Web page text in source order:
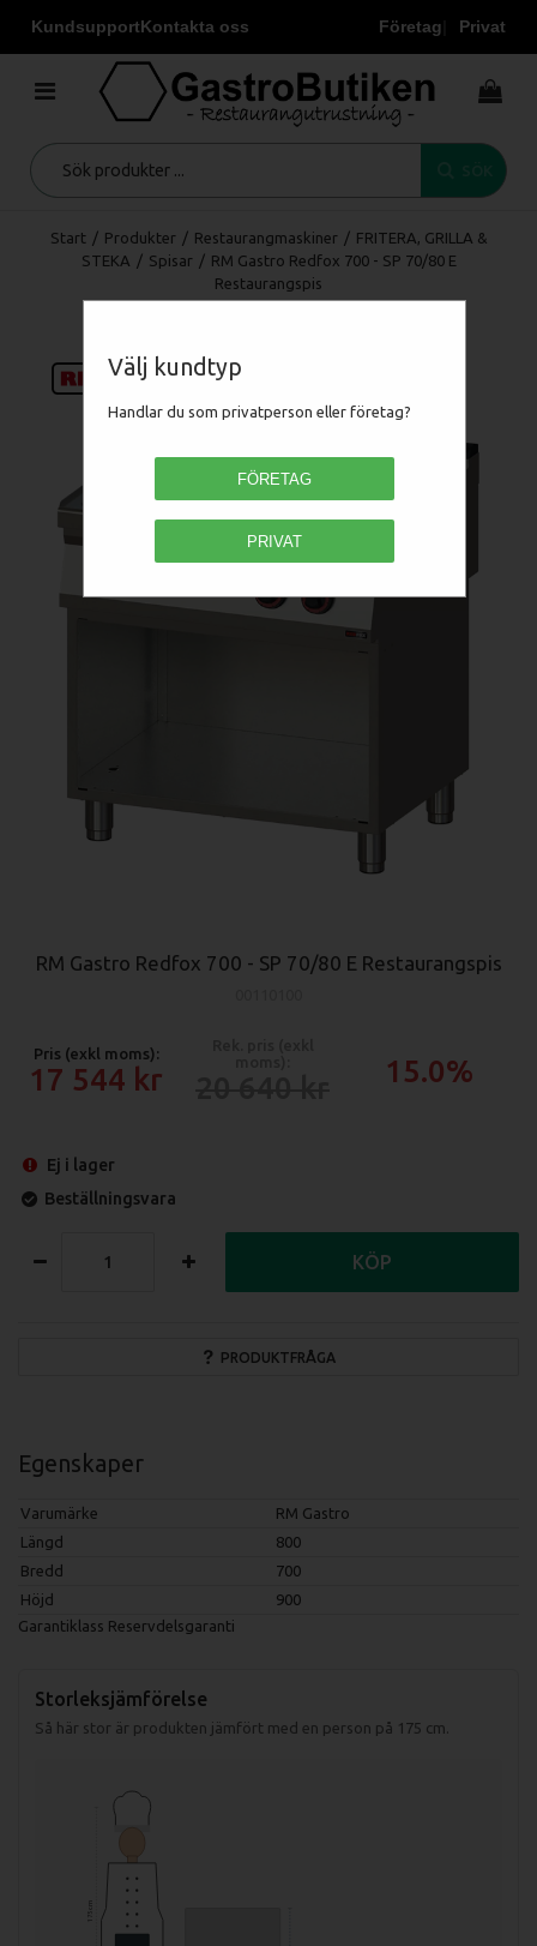
KundsupportKontakta oss Företag Privat
Välj kundtyp
Handlar du som privatperson eller företag?
FÖRETAG
PRIVAT
Start / Produkter / Restaurangmaskiner / FRITERA, GRILLA &
STEKA / Spisar / RM Gastro Redfox 700 - SP 70/80 E
Restaurangspis
RM Gastro Redfox 700 - SP 70/80 E Restaurangspis
Pris (exkl moms):
17 544 15.0%
Ej i lager
Beställningsvara
PRODUKTFRÅGA
KÖP
Egenskaper
Varumärke
RM Gastro
Längd
800
Bredd
700
Höjd
900
Garantiklass Reservdelsgaranti
Storleksjämförelse
Så här stor är produkten jämfört med en person på 175 cm.
175 cm